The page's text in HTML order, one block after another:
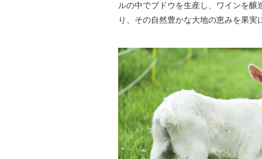
ルの中でブドウを生産し、ワインを
り、その自然豊かな大地の恵みを果